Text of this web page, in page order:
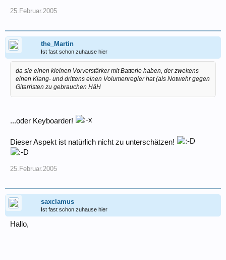
25.Februar.2005
the_Martin
Ist fast schon zuhause hier
da sie einen kleinen Vorverstärker mit Batterie haben, der zweitens
einen Klang- und drittens einen Volumenregler hat (als Notwehr gegen
Gitarristen zu gebrauchen HäH
...oder Keyboarder!
Dieser Aspekt ist natürlich nicht zu unterschätzen!
25.Februar.2005
saxclamus
Ist fast schon zuhause hier
Hallo,